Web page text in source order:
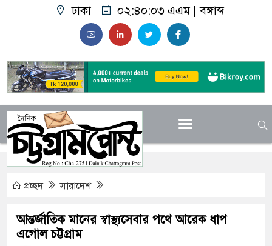
ঢাকা ০২:৪০:০৪ এএম| বঙ্গাব্দ
প্রচ্ছদ সারাদেশ
আন্তর্জাতিক মানের স্বাস্থ্যসেবার পথে আরেক ধাপ
এগোল চট্টগ্রাম